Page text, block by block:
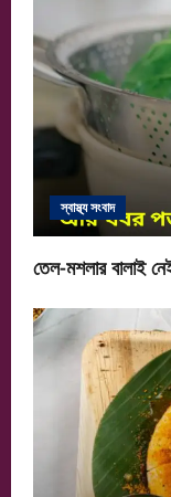
স্বাস্থ্য সংবাদ
তেল-মশলার বালাই